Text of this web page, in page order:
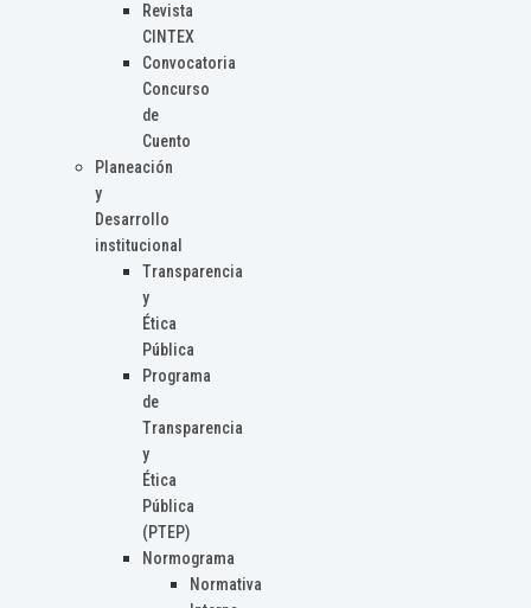
Revista
CINTEX
Convocatoria
Concurso
de
Cuento
Planeación
y
Desarrollo
institucional
Transparencia
y
Ética
Pública
Programa
de
Transparencia
y
Ética
Pública
(PTEP)
Normograma
Normativa